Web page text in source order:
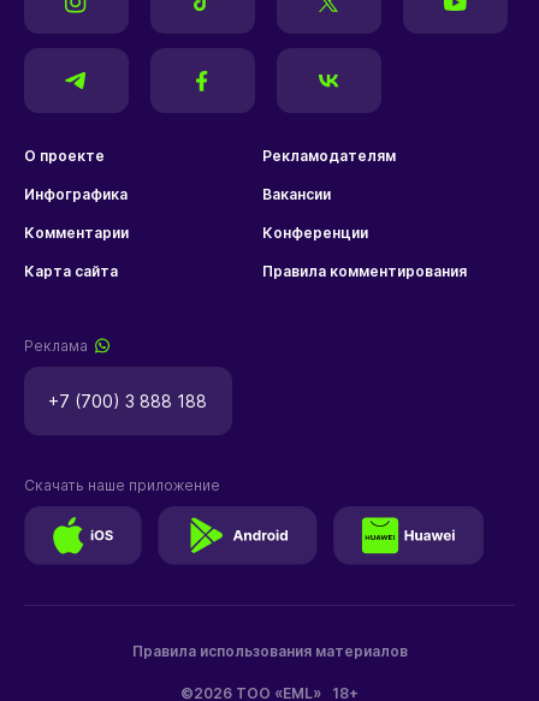
О проекте Рекламодателям
Инфографика Вакансии
Комментарии Конференции
Карта сайта Правила комментирования
Реклама
+7 (700) 3 888 188
©2026 ТОО «EML» 18+
Правила использования материалов
Скачать наше приложение